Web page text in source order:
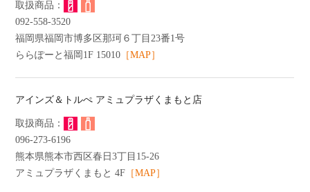
092-558-3520
福岡県福岡市博多区那珂６丁目23番1号
ららぽーと福岡1F 15010 ［MAP］
アインズ＆トルぺ アミュプラザくまもと店
096-273-6196
熊本県熊本市西区春日3丁目15-26
アミュプラザくまもと 4F ［MAP］